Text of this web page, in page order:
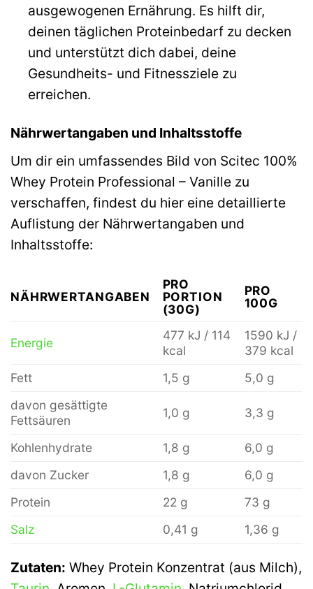
ausgewogenen Ernährung. Es hilft dir,
deinen täglichen Proteinbedarf zu decken
und unterstützt dich dabei, deine
Gesundheits- und Fitnessziele zu
erreichen.
Nährwertangaben und Inhaltsstoffe
Um dir ein umfassendes Bild von Scitec 100%
Whey Protein Professional – Vanille zu
verschaffen, findest du hier eine detaillierte
Auflistung der Nährwertangaben und
Inhaltsstoffe:
NÄHRWERTANGABEN
PRO
PORTION
(30G)
PRO
100G
Energie
477 kJ / 114
kcal
1590 kJ /
379 kcal
Fett
1,5 g
5,0 g
davon gesättigte
Fettsäuren
1,0 g 3,3 g
Kohlenhydrate 1,8 g
6,0 g
davon Zucker
1,8 g
6,0 g
Protein
22 g
73 g
Salz
0,41 g 1,36 g
Zutaten: Whey Protein Konzentrat (aus Milch),